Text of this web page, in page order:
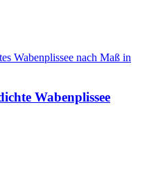
Wabenplissee